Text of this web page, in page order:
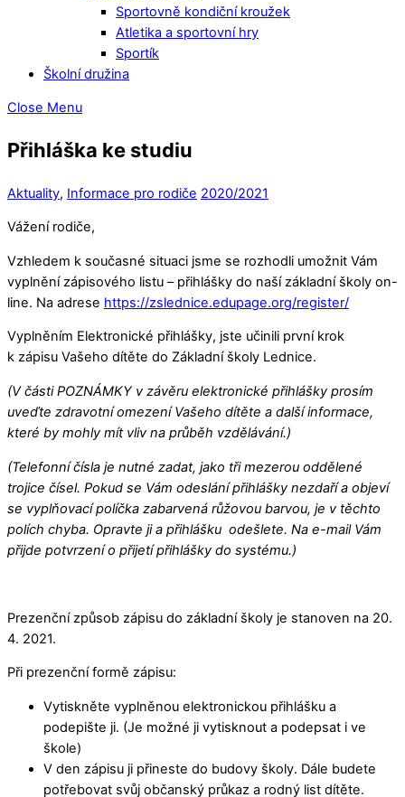
Sportovně kondiční kroužek
Atletika a sportovní hry
Sportík
Školní družina
Close Menu
Přihláška ke studiu
Aktuality, Informace pro rodiče 2020/2021
Vážení rodiče,
Vzhledem k současné situaci jsme se rozhodli umožnit Vám
vyplnění zápisového listu – přihlášky do naší základní školy on-
line. Na adrese https://zslednice.edupage.org/register/
Vyplněním Elektronické přihlášky, jste učinili první krok
k zápisu Vašeho dítěte do Základní školy Lednice.
(V části POZNÁMKY v závěru elektronické přihlášky prosím
uveďte zdravotní omezení Vašeho dítěte a další informace,
které by mohly mít vliv na průběh vzdělávání.)
(Telefonní čísla je nutné zadat, jako tři mezerou oddělené
trojice čísel. Pokud se Vám odeslání přihlášky nezdaří a objeví
se vyplňovací políčka zabarvená růžovou barvou, je v těchto
polích chyba. Opravte ji a přihlášku odešlete. Na e-mail Vám
přijde potvrzení o přijetí přihlášky do systému.)
Prezenční způsob zápisu do základní školy je stanoven na 20.
4. 2021.
Při prezenční formě zápisu:
Vytiskněte vyplněnou elektronickou přihlášku a
podepište ji. (Je možné ji vytisknout a podepsat i ve
škole)
V den zápisu ji přineste do budovy školy. Dále budete
potřebovat svůj občanský průkaz a rodný list dítěte.